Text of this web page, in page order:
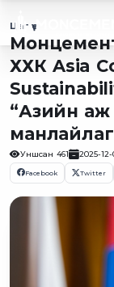
Цаг үе
ХХК Asia
“Азийн аж
Уншсан 461 2025-12-
Facebook Twitter